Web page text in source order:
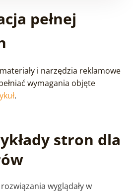
pełnej
i narzędzia reklamowe
wymagania objęte
.
stron dla
wyglądały w